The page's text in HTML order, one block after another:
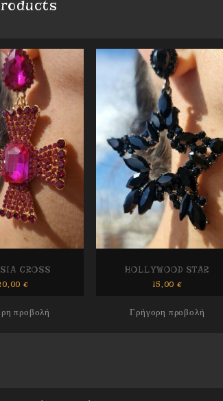
CROSS
€
προβολή
HOLLYWOOD STAR
15,00 €
Γρήγορη προβολή